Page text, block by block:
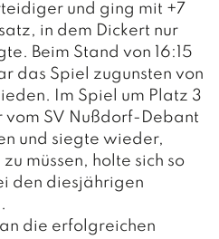
und ging mit +7
in dem Dickert nur
Beim Stand von 16:15
das Spiel zugunsten von
Im Spiel um Platz 3
vom SV Nußdorf-Debant
und siegte wieder,
müssen, holte sich so
den diesjährigen
die erfolgreichen